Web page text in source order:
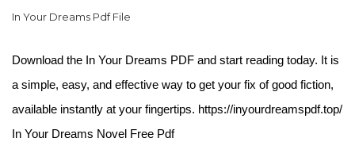
In Your Dreams Pdf File
Download the In Your Dreams PDF and start reading today. It is
a simple, easy, and effective way to get your fix of good fiction,
available instantly at your fingertips. https://inyourdreamspdf.top/
In Your Dreams Novel Free Pdf